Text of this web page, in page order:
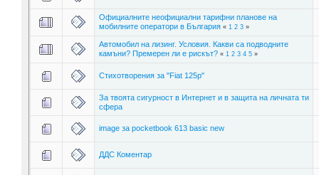
Официалните неофициални тарифни планове на
мобилните оператори в България « 1 2 3»
Автомобил на лизинг. Условия. Какви са подводните
камъни? Премерен ли е рискът? « 1 2 3 4 5»
Стихотворения за "Fiat 125p"
За твоята сигурност в Интернет и в защита на личната ти
сфера
image за pocketbook 613 basic new
ДДС Коментар